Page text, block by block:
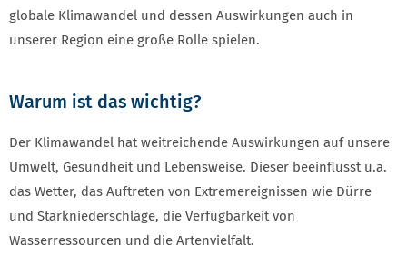
globale Klimawandel und dessen Auswirkungen auch in
unserer Region eine große Rolle spielen.
Warum ist das wichtig?
Der Klimawandel hat weitreichende Auswirkungen auf unsere
Umwelt, Gesundheit und Lebensweise. Dieser beeinflusst u.a.
das Wetter, das Auftreten von Extremereignissen wie Dürre
und Starkniederschläge, die Verfügbarkeit von
Wasserressourcen und die Artenvielfalt.